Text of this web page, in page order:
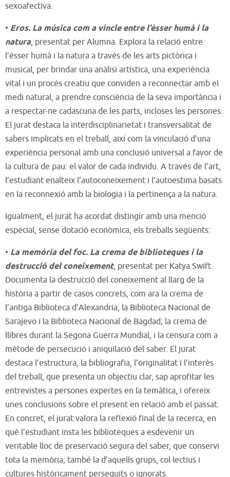
sexoafectiva.
• Eros. La música com a vincle entre l’ésser humà i la
natura, presentat per Alumna. Explora la relació entre
l’ésser humà i la natura a través de les arts pictòrica i
musical, per brindar una anàlisi artística, una experiència
vital i un procés creatiu que conviden a reconnectar amb el
medi natural, a prendre consciència de la seva importància i
a respectar-ne cadascuna de les parts, incloses les persones.
El jurat destaca la interdisciplinarietat i transversalitat de
sabers implicats en el treball, així com la vinculació d’una
experiència personal amb una conclusió universal a favor de
la cultura de pau: el valor de cada individu. A través de l’art,
l’estudiant enalteix l’autoconeixement i l’autoestima basats
en la reconnexió amb la biologia i la pertinença a la natura.
Igualment, el jurat ha acordat distingir amb una menció
especial, sense dotació econòmica, els treballs següents:
• La memòria del foc. La crema de biblioteques i la
destrucció del coneixement, presentat per Katya Swift.
Documenta la destrucció del coneixement al llarg de la
història a partir de casos concrets, com ara la crema de
l’antiga Biblioteca d’Alexandria, la Biblioteca Nacional de
Sarajevo i la Biblioteca Nacional de Bagdad; la crema de
llibres durant la Segona Guerra Mundial, i la censura com a
mètode de persecució i aniquilació del saber. El jurat
destaca l’estructura, la bibliografia, l’originalitat i l’interès
del treball, que presenta un objectiu clar, sap aprofitar les
entrevistes a persones expertes en la temàtica, i ofereix
unes conclusions sobre el present en relació amb el passat.
En concret, el jurat valora la reflexió final de la recerca, en
què l’estudiant insta les biblioteques a esdevenir un
veritable lloc de preservació segura del saber, que conservi
tota la memòria; també la d’aquells grups, col·lectius i
cultures històricament perseguits o ignorats.